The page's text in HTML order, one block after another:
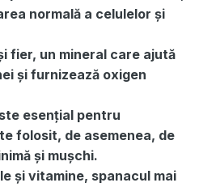
normală a celulelor și
fier, un mineral care ajută
și furnizează oxigen
esențial pentru
folosit, de asemenea, de
și mușchi.
și vitamine, spanacul mai